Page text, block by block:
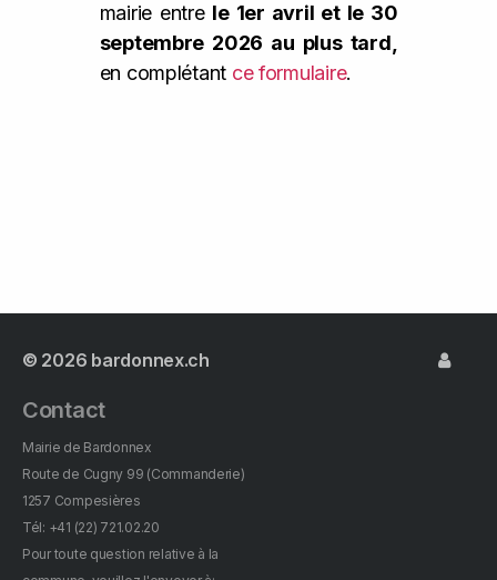
mairie entre le 1er avril et le 30
septembre 2026 au plus tard,
en complétant ce formulaire.
© 2026 bardonnex.ch
Contact
Mairie de Bardonnex
Route de Cugny 99 (Commanderie)
1257 Compesières
Tél: +41 (22) 721.02.20
Pour toute question relative à la